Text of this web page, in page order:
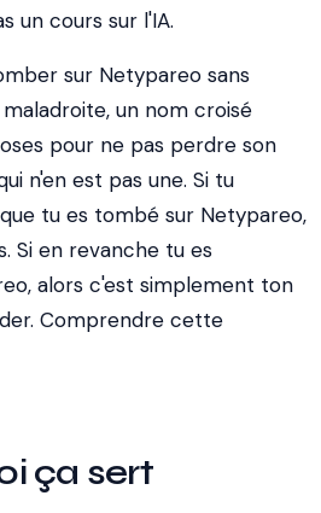
un cours sur l'IA.
sur Netypareo sans
un nom croisé
pour ne pas perdre son
n'en est pas une. Si tu
tu es tombé sur Netypareo,
Si en revanche tu es
alors c'est simplement ton
Comprendre cette
ça sert